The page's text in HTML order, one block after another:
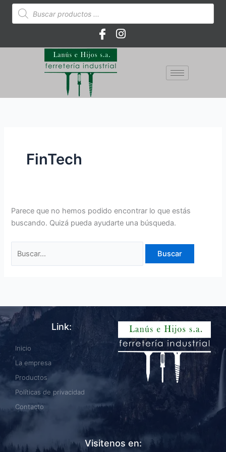
Búsqueda
de
productos
FinTech
Parece que no hemos podido encontrar lo que estás
buscando. Quizá pueda ayudarte una búsqueda.
Buscar
por:
Link:
Inicio
La empresa
Productos
Políticas de privacidad
Contacto
Visitenos en: